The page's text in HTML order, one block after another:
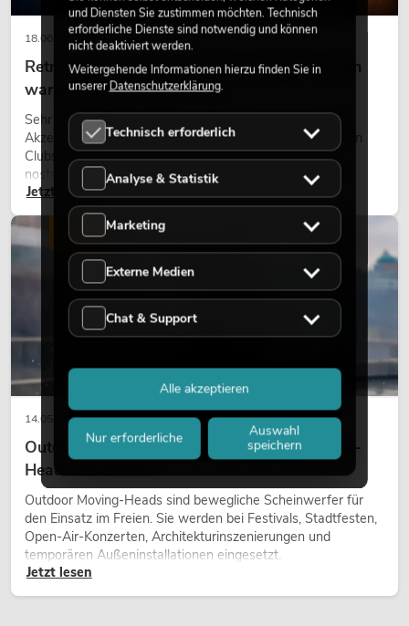
18.06.2026
Retro-Licht im modernen Lichtdesign: Warum
warmes Licht wieder wirkt
Sehr warmes Licht, sichtbare Leuchtflächen und farbige
Akzente prägen viele aktuelle Lichtdesigns auf Bühnen, in
Clubs und bei Events. Retro-Licht ist dabei kein rein
nostalgischer Effekt, sondern ein bewusst eingesetztes
Gestaltungsmittel: Es schafft Atmosphäre, gibt Szenen
Charakter und kann technische LED-Setups emotionaler
wirken lassen.
Jetzt lesen
14.05.2026
Outdoor Moving-Heads: Wetterfeste Moving-
Heads bei Events
Outdoor Moving-Heads sind bewegliche Scheinwerfer für
den Einsatz im Freien. Sie werden bei Festivals, Stadtfesten,
Open-Air-Konzerten, Architekturinszenierungen und
temporären Außeninstallationen eingesetzt.
Jetzt lesen
LICHT
und Diensten Sie zustimmen möchten. Technisch
erforderliche Dienste sind notwendig und können
nicht deaktiviert werden.
Weitergehende Informationen hierzu finden Sie in
unsererDatenschutzerklärung.
Technisch erforderlich
Analyse & Statistik
Marketing
Externe Medien
Chat & Support
Nur erforderliche
Auswahl
speichern
Alle akzeptieren